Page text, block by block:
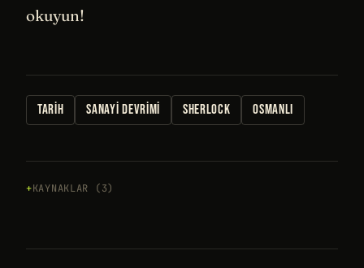
okuyun!
TARIH SANAYI DEVRIMI SHERLOCK OSMANLI
KAYNAKLAR (3)